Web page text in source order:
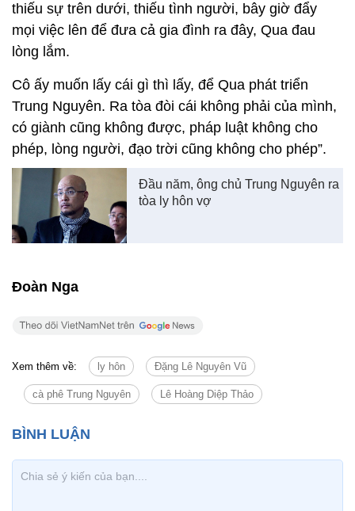
thiếu sự trên dưới, thiếu tình người, bây giờ đẩy
mọi việc lên để đưa cả gia đình ra đây, Qua đau
lòng lắm.
Cô ấy muốn lấy cái gì thì lấy, để Qua phát triển
Trung Nguyên. Ra tòa đòi cái không phải của mình,
có giành cũng không được, pháp luật không cho
phép, lòng người, đạo trời cũng không cho phép”.
Đầu năm, ông chủ Trung Nguyên ra
tòa ly hôn vợ
Đoàn Nga
Xem thêm về: ly hôn Đặng Lê Nguyên Vũ
cà phê Trung Nguyên Lê Hoàng Diệp Thảo